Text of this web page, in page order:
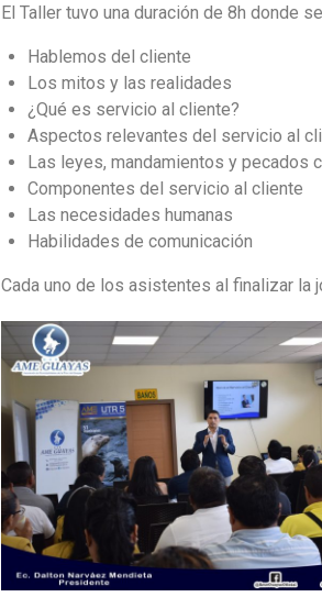
El Taller tuvo una duración de 8h donde
Hablemos del cliente
Los mitos y las realidades
¿Qué es servicio al cliente?
Aspectos relevantes del servicio al
Las leyes, mandamientos y pecados
Componentes del servicio al cliente
Las necesidades humanas
Habilidades de comunicación
Cada uno de los asistentes al finalizar la